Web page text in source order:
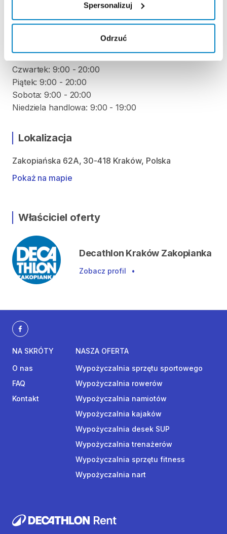
Spersonalizuj
Odrzuć
ODBIÓR I ZWROT SPRZĘTU
Czwartek: 9:00 - 20:00
Piątek: 9:00 - 20:00
Sobota: 9:00 - 20:00
Niedziela handlowa: 9:00 - 19:00
Lokalizacja
Zakopiańska 62A, 30-418 Kraków, Polska
Pokaż na mapie
Właściciel oferty
Decathlon Kraków Zakopianka
Zobacz profil •
NA SKRÓTY
O nas
FAQ
Kontakt
NASZA OFERTA
Wypożyczalnia sprzętu sportowego
Wypożyczalnia rowerów
Wypożyczalnia namiotów
Wypożyczalnia kajaków
Wypożyczalnia desek SUP
Wypożyczalnia trenażerów
Wypożyczalnia sprzętu fitness
Wypożyczalnia nart